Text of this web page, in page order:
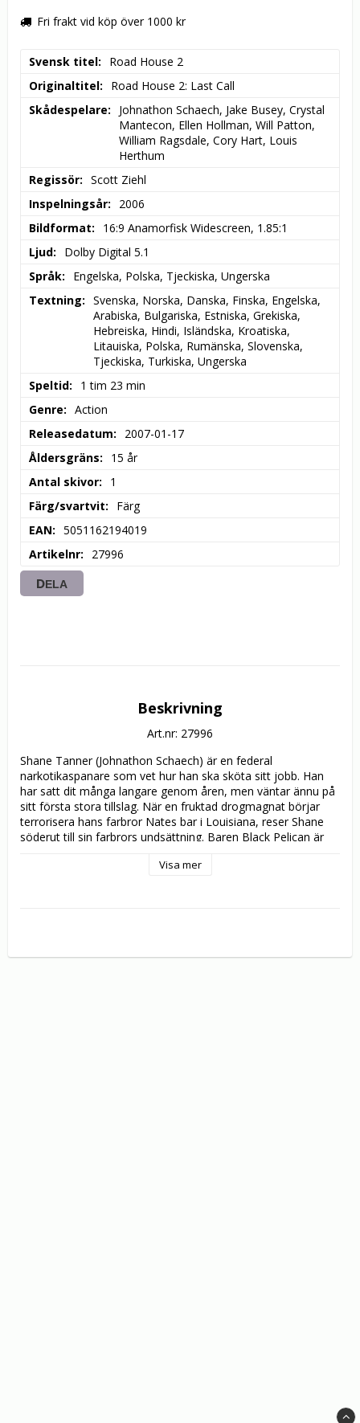
Fri frakt vid köp över 1000 kr
Svensk titel
Road House 2
Originaltitel
Road House 2: Last Call
Skådespelare
Johnathon Schaech, Jake Busey, Crystal
Mantecon, Ellen Hollman, Will Patton,
William Ragsdale, Cory Hart, Louis
Herthum
Regissör
Scott Ziehl
Inspelningsår
2006
Bildformat
16:9 Anamorfisk Widescreen, 1.85:1
Ljud
Dolby Digital 5.1
Språk
Engelska, Polska, Tjeckiska, Ungerska
Textning
Svenska, Norska, Danska, Finska, Engelska,
Arabiska, Bulgariska, Estniska, Grekiska,
Hebreiska, Hindi, Isländska, Kroatiska,
Litauiska, Polska, Rumänska, Slovenska,
Tjeckiska, Turkiska, Ungerska
Speltid
1 tim 23 min
Genre
Action
Releasedatum
2007-01-17
Åldersgräns
15 år
Antal skivor
1
Färg/svartvit
Färg
EAN
5051162194019
Artikelnr
27996
DELA
Beskrivning
Art.nr: 27996
Shane Tanner (Johnathon Schaech) är en federal
narkotikaspanare som vet hur han ska sköta sitt jobb. Han
har satt dit många langare genom åren, men väntar ännu på
sitt första stora tillslag. När en fruktad drogmagnat börjar
terrorisera hans farbror Nates bar i Louisiana, reser Shane
söderut till sin farbrors undsättning. Baren Black Pelican är
från mindre fylleslagsmål till våldsamma storbråk. Det anses
farligare än han någonsin kunnat föreställa sig. Med hjälp av
Visa mer